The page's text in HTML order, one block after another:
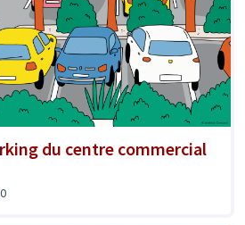
du centre commercial
0